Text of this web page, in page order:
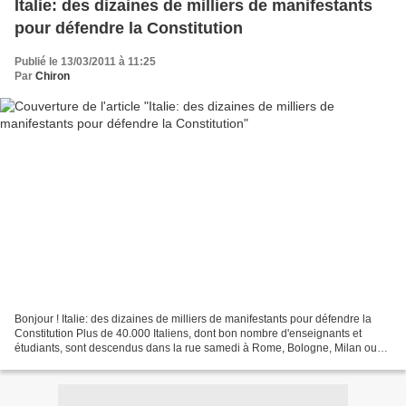
Italie: des dizaines de milliers de manifestants
pour défendre la Constitution
Publié le 13/03/2011 à 11:25
Par Chiron
Bonjour ! Italie: des dizaines de milliers de manifestants pour défendre la
Constitution Plus de 40.000 Italiens, dont bon nombre d'enseignants et
étudiants, sont descendus dans la rue samedi à Rome, Bologne, Milan ou